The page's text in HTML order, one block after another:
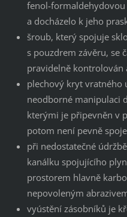
fenol-
a docházelo k jeho
šroub, který spojuje
s pouzdrem závěru, se
pravidelně kontrolován
plechový kryt vratného
neodborné manipulaci
kterými je připevněn v
potom není pevně
při nedostatečné
kanálku spojujícího
prostorem hlavně
nepovoleným
vyústění zásobníků je